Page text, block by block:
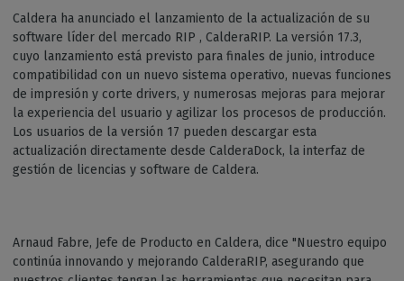
Caldera ha anunciado el lanzamiento de la actualización de su
software líder del mercado RIP , CalderaRIP. La versión 17.3,
cuyo lanzamiento está previsto para finales de junio, introduce
compatibilidad con un nuevo sistema operativo, nuevas funciones
de impresión y corte drivers, y numerosas mejoras para mejorar
la experiencia del usuario y agilizar los procesos de producción.
Los usuarios de la versión 17 pueden descargar esta
actualización directamente desde CalderaDock, la interfaz de
gestión de licencias y software de Caldera.
Arnaud Fabre, Jefe de Producto en Caldera, dice "Nuestro equipo
continúa innovando y mejorando CalderaRIP, asegurando que